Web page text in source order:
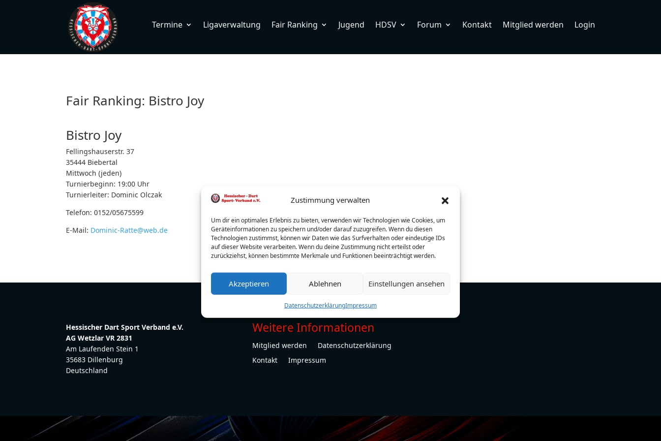
Zustimmung verwalten
Um dir ein optimales Erlebnis zu bieten, verwenden wir Technologien wie Cookies, um
Geräteinformationen zu speichern und/oder darauf zuzugreifen. Wenn du diesen
Technologien zustimmst, können wir Daten wie das Surfverhalten oder eindeutige IDs
auf dieser Website verarbeiten. Wenn du deine Zustimmung nicht erteilst oder
zurückziehst, können bestimmte Merkmale und Funktionen beeinträchtigt werden.
Akzeptieren Ablehnen Einstellungen ansehen
DatenschutzerklärungImpressum
Termine Ligaverwaltung Fair Ranking Jugend HDSV Forum Kontakt Mitglied werden Login
Fair Ranking: Bistro Joy
Bistro Joy
Fellingshauserstr. 37
35444 Biebertal
Mittwoch (jeden)
Turnierbeginn: 19:00 Uhr
Turnierleiter: Dominic Olczak
Telefon: 0152/05675599
E-Mail: Dominic-Ratte@web.de
Hessischer Dart Sport Verband e.V.
AG Wetzlar VR 2831
Am Laufenden Stein 1
35683 Dillenburg
Deutschland
Weitere Informationen
Mitglied werden
Datenschutzerklärung
Kontakt
Impressum